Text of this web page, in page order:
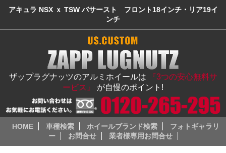
アキュラ NSX ｘ TSW バサースト フロント18インチ・リア19イ
ンチ
ザップラグナッツのアルミホイールは
『3つの安心無料サ
ービス』 が自慢のポイント!
HOME 車種検索 ホイールブランド検索
フォトギャラリ
ー
お問合せ 業者様専用お問合せ